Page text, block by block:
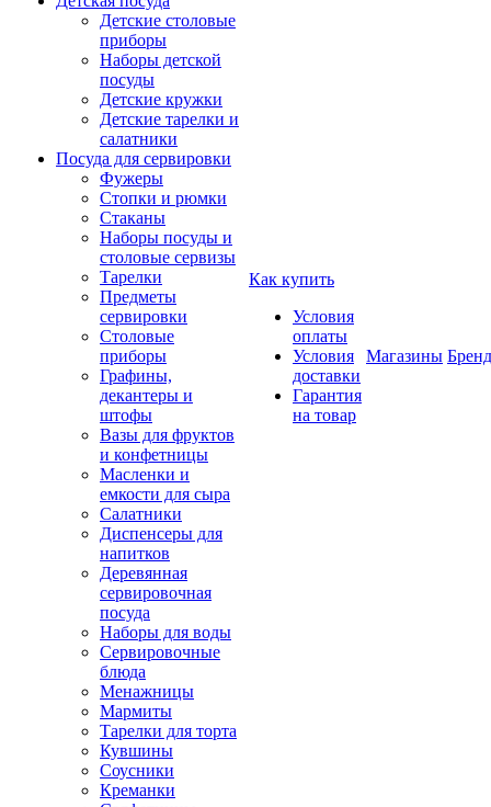
Детские столовые
приборы
Наборы детской
посуды
Детские кружки
Детские тарелки и
салатники
Посуда для сервировки
Фужеры
Стопки и рюмки
Стаканы
Наборы посуды и
столовые сервизы
Тарелки
Предметы
сервировки
Столовые
приборы
Графины,
декантеры и
штофы
Вазы для фруктов
и конфетницы
Масленки и
емкости для сыра
Салатники
Диспенсеры для
напитков
Деревянная
сервировочная
посуда
Наборы для воды
Сервировочные
блюда
Менажницы
Мармиты
Тарелки для торта
Кувшины
Соусники
Креманки
Как купить
Условия
оплаты
Условия
доставки
Гарантия
на товар
Магазины